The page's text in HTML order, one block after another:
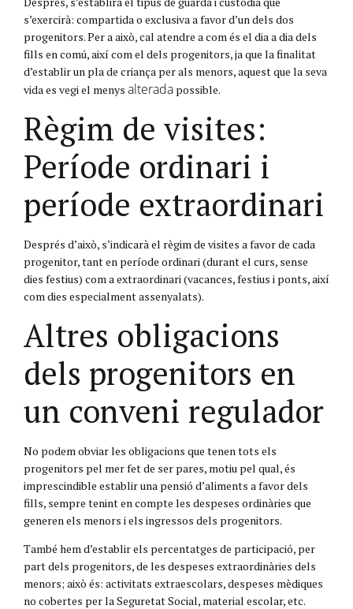
s’exercirà: compartida o exclusiva a favor d’un dels dos
progenitors. Per a això, cal atendre a com és el dia a dia dels
fills en comú, així com el dels progenitors, ja que la finalitat
d’establir un pla de criança per als menors, aquest que la seva
vida es vegi el menys alterada possible.
Règim de visites:
Període ordinari i
període extraordinari
Després d’això, s’indicarà el règim de visites a favor de cada
progenitor, tant en període ordinari (durant el curs, sense
dies festius) com a extraordinari (vacances, festius i ponts, així
com dies especialment assenyalats).
Altres obligacions
dels progenitors en
un conveni regulador
No podem obviar les obligacions que tenen tots els
progenitors pel mer fet de ser pares, motiu pel qual, és
imprescindible establir una pensió d’aliments a favor dels
fills, sempre tenint en compte les despeses ordinàries que
generen els menors i els ingressos dels progenitors.
També hem d’establir els percentatges de participació, per
part dels progenitors, de les despeses extraordinàries dels
menors; això és: activitats extraescolars, despeses mèdiques
no cobertes per la Seguretat Social, material escolar, etc.